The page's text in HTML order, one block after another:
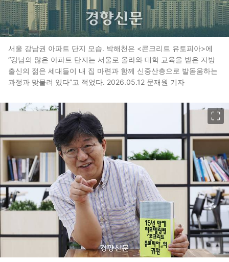
서울 강남권 아파트 단지 모습. 박해천은 <콘크리트 유토피아>에
“강남의 많은 아파트 단지는 서울로 올라와 대학 교육을 받은 지방
출신의 젊은 세대들이 내 집 마련과 함께 신중산층으로 발돋움하는
과정과 맞물려 있다”고 적었다. 2026.05.12 문재원 기자